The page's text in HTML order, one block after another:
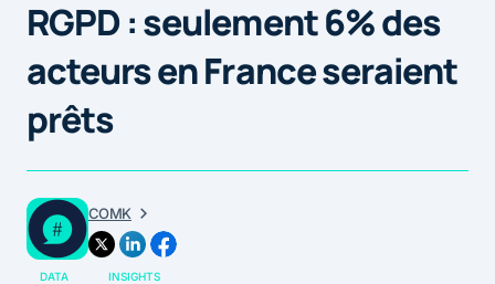
RGPD : seulement 6% des
acteurs en France seraient
prêts
COMK
DATA INSIGHTS